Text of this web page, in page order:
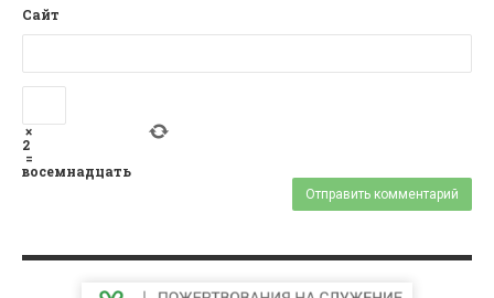
Сайт
×
2
=
восемнадцать